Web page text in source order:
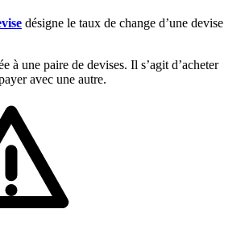
fiches pays
désigne le taux de change d’une devise
à une paire de devises. Il s’agit d’acheter
avec une autre.